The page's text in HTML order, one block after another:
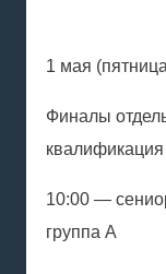
1 мая
Финалы
квалификация
10:00 —
группа А